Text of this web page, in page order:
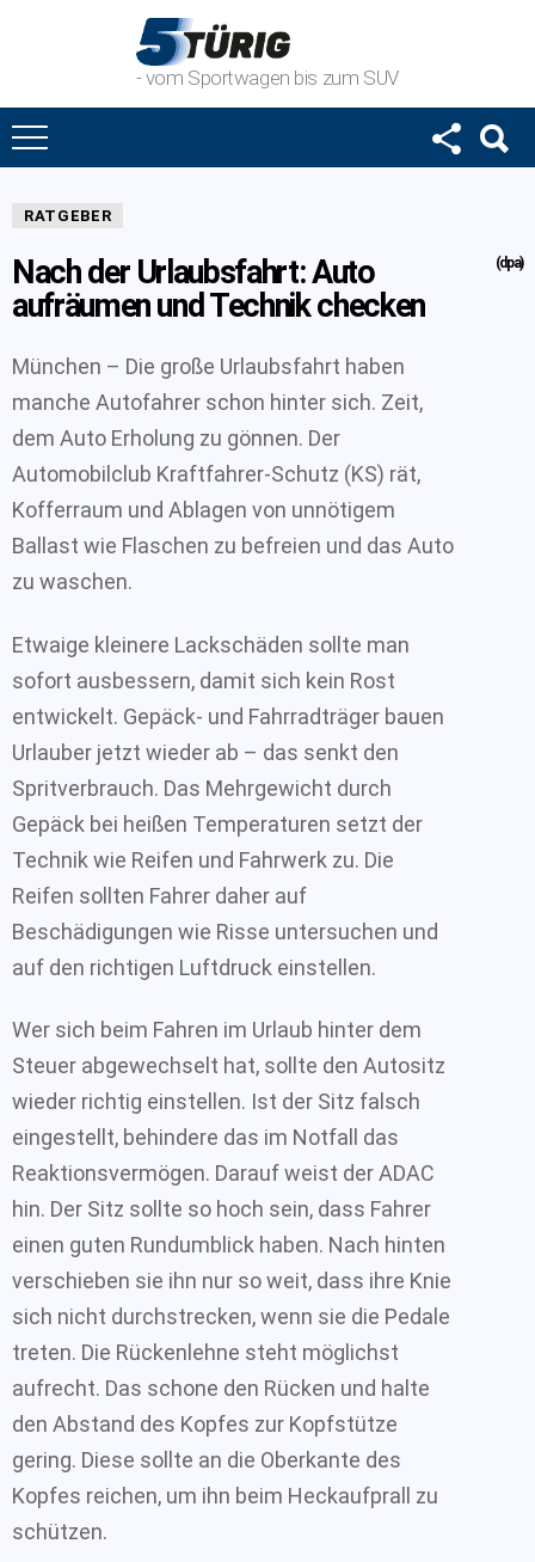
- vom Sportwagen bis zum SUV
RATGEBER
Nach der Urlaubsfahrt: Auto
aufräumen und Technik checken
(dpa)
München – Die große Urlaubsfahrt haben
manche Autofahrer schon hinter sich. Zeit,
dem Auto Erholung zu gönnen. Der
Automobilclub Kraftfahrer-Schutz (KS) rät,
Kofferraum und Ablagen von unnötigem
Ballast wie Flaschen zu befreien und das Auto
zu waschen.
Etwaige kleinere Lackschäden sollte man
sofort ausbessern, damit sich kein Rost
entwickelt. Gepäck- und Fahrradträger bauen
Urlauber jetzt wieder ab – das senkt den
Spritverbrauch. Das Mehrgewicht durch
Gepäck bei heißen Temperaturen setzt der
Technik wie Reifen und Fahrwerk zu. Die
Reifen sollten Fahrer daher auf
Beschädigungen wie Risse untersuchen und
auf den richtigen Luftdruck einstellen.
Wer sich beim Fahren im Urlaub hinter dem
Steuer abgewechselt hat, sollte den Autositz
wieder richtig einstellen. Ist der Sitz falsch
eingestellt, behindere das im Notfall das
Reaktionsvermögen. Darauf weist der ADAC
hin. Der Sitz sollte so hoch sein, dass Fahrer
einen guten Rundumblick haben. Nach hinten
verschieben sie ihn nur so weit, dass ihre Knie
sich nicht durchstrecken, wenn sie die Pedale
treten. Die Rückenlehne steht möglichst
aufrecht. Das schone den Rücken und halte
den Abstand des Kopfes zur Kopfstütze
gering. Diese sollte an die Oberkante des
Kopfes reichen, um ihn beim Heckaufprall zu
schützen.